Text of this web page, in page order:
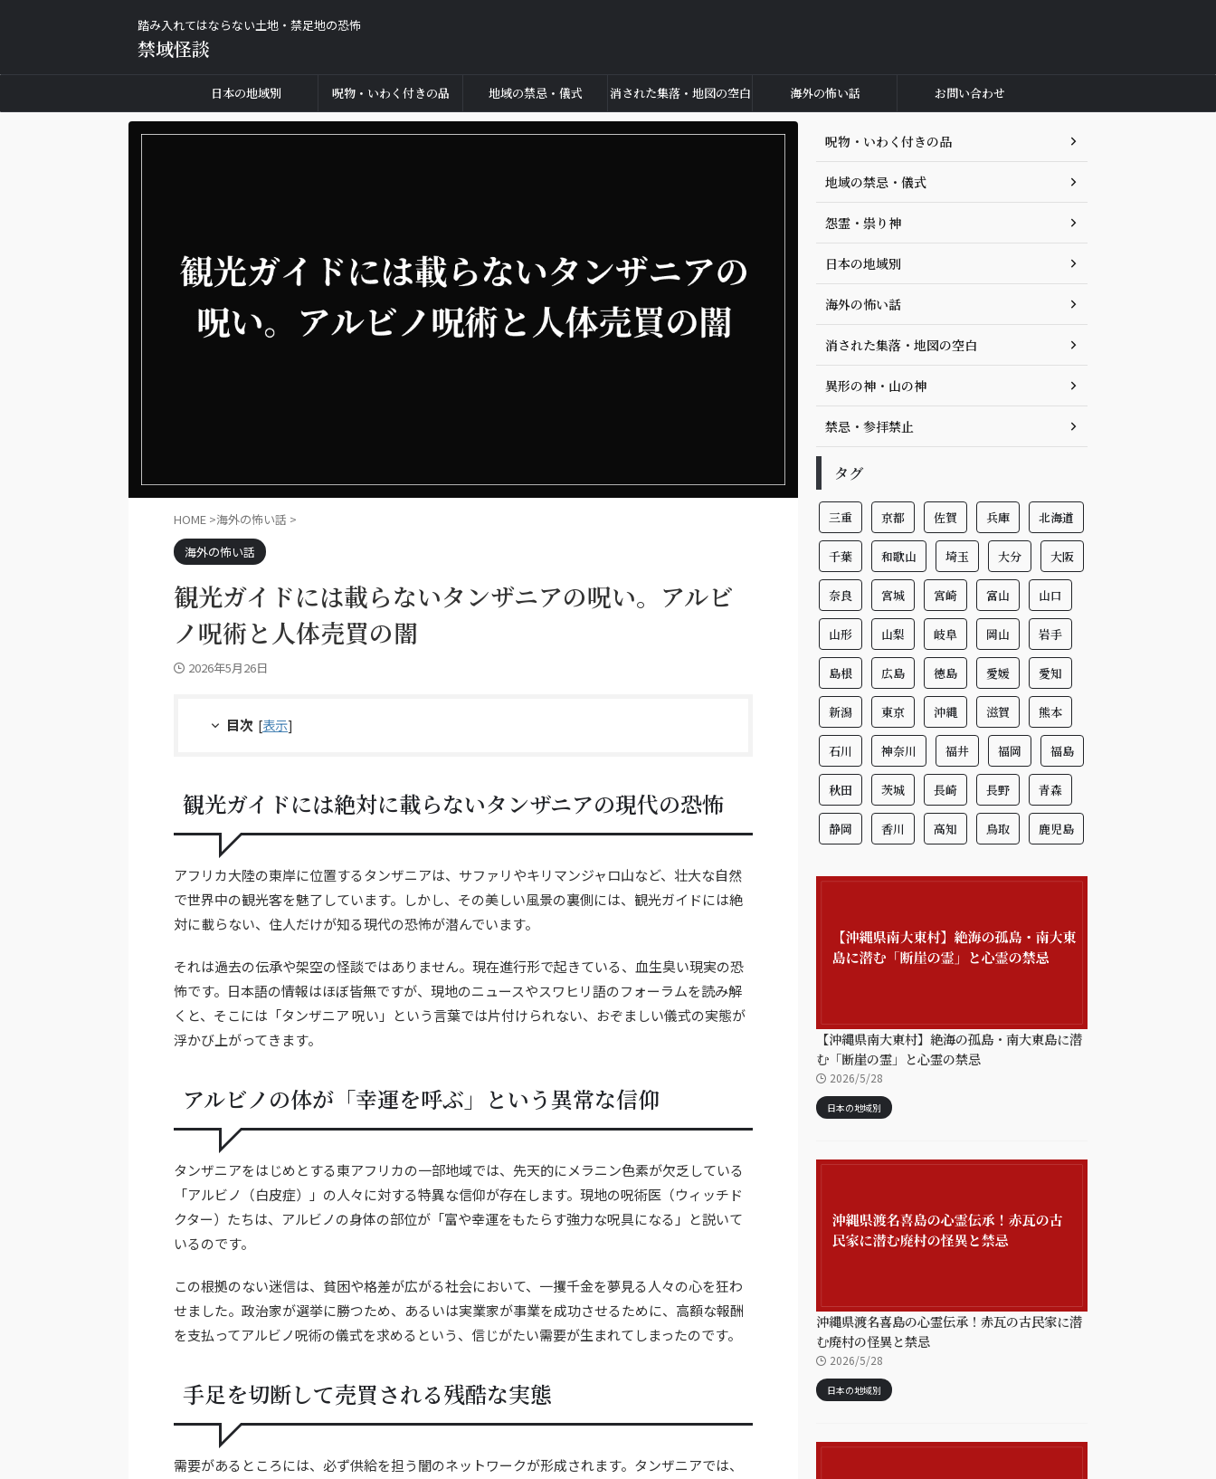
踏み入れてはならない土地・禁足地の恐怖
禁域怪談
日本の地域別 呪物・いわく付きの品 地域の禁忌・儀式 消された集落・地図の空白 海外の怖い話 お問い合わせ
HOME >海外の怖い話 >
海外の怖い話
観光ガイドには載らないタンザニアの呪い。アルビ
ノ呪術と人体売買の闇
2026年5月26日
目次 [表示]
観光ガイドには絶対に載らないタンザニアの現代の恐怖
アフリカ大陸の東岸に位置するタンザニアは、サファリやキリマンジャロ山など、壮大な自然
で世界中の観光客を魅了しています。しかし、その美しい風景の裏側には、観光ガイドには絶
対に載らない、住人だけが知る現代の恐怖が潜んでいます。
それは過去の伝承や架空の怪談ではありません。現在進行形で起きている、血生臭い現実の恐
怖です。日本語の情報はほぼ皆無ですが、現地のニュースやスワヒリ語のフォーラムを読み解
くと、そこには「タンザニア 呪い」という言葉では片付けられない、おぞましい儀式の実態が
浮かび上がってきます。
アルビノの体が「幸運を呼ぶ」という異常な信仰
タンザニアをはじめとする東アフリカの一部地域では、先天的にメラニン色素が欠乏している
「アルビノ（白皮症）」の人々に対する特異な信仰が存在します。現地の呪術医（ウィッチド
クター）たちは、アルビノの身体の部位が「富や幸運をもたらす強力な呪具になる」と説いて
いるのです。
この根拠のない迷信は、貧困や格差が広がる社会において、一攫千金を夢見る人々の心を狂わ
せました。政治家が選挙に勝つため、あるいは実業家が事業を成功させるために、高額な報酬
を支払ってアルビノ呪術の儀式を求めるという、信じがたい需要が生まれてしまったのです。
手足を切断して売買される残酷な実態
需要があるところには、必ず供給を担う闇のネットワークが形成されます。タンザニアでは、
呪物・いわく付きの品
地域の禁忌・儀式
怨霊・祟り神
日本の地域別
海外の怖い話
消された集落・地図の空白
異形の神・山の神
禁忌・参拝禁止
タグ
三重 京都 佐賀 兵庫 北海道
千葉 和歌山 埼玉 大分 大阪
奈良 宮城 宮崎 富山 山口
山形 山梨 岐阜 岡山 岩手
島根 広島 徳島 愛媛 愛知
新潟 東京 沖縄 滋賀 熊本
石川 神奈川 福井 福岡 福島
秋田 茨城 長崎 長野 青森
静岡 香川 高知 鳥取 鹿児島
【沖縄県南大東村】絶海の孤島・南大東島に潜
む「断崖の霊」と心霊の禁忌
2026/5/28
日本の地域別
沖縄県渡名喜島の心霊伝承！赤瓦の古民家に潜
む廃村の怪異と禁忌
2026/5/28
日本の地域別